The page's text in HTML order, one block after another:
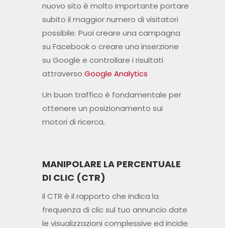
nuovo sito è molto importante portare
subito il maggior numero di visitatori
possibile. Puoi creare una campagna
su Facebook o creare una inserzione
su Google e controllare i risultati
attraverso Google Analytics
Un buon traffico è fondamentale per
ottenere un posizionamento sui
motori di ricerca.
MANIPOLARE LA PERCENTUALE
DI CLIC (CTR)
Il CTR è il rapporto che indica la
frequenza di clic sul tuo annuncio date
le visualizzazioni complessive ed incide